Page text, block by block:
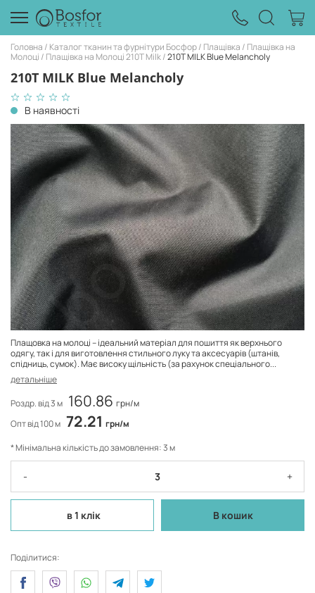
Головна Каталог тканин та фурнітури Босфор Плащівка
Плащівка на
Молоці
Плащівка на Молоці 210T Milk 210T MILK Blue Melancholy
210T MILK Blue Melancholy
В наявності
Плащовка на молоці – ідеальний матеріал для пошиття як верхнього
одягу, так і для виготовлення стильного луку та аксесуарів (штанів,
спідниць, сумок). Має високу щільність (за рахунок спеціального...
детальніше
Роздр. від 3 м 160.86 грн/м
Опт від 100 м 72.21 грн/м
* Мінімальна кількість до замовлення: 3 м
- +
в 1 клік В кошик
Поділитися: